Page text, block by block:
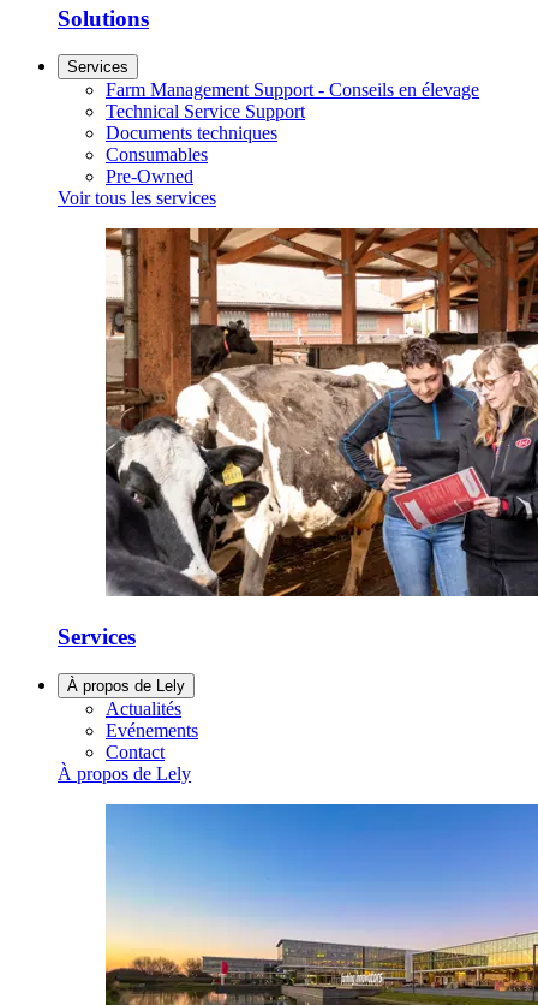
Solutions
Services
Farm Management Support - Conseils en élevage
Technical Service Support
Documents techniques
Consumables
Pre-Owned
Voir tous les services
Services
À propos de Lely
Actualités
Evénements
Contact
À propos de Lely